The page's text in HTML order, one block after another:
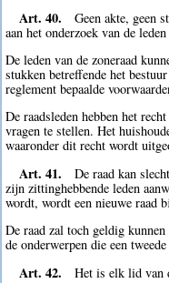
Art. 40.
Geen akte, geen
aan het onderzoek van de
De leden van de zoneraad
stukken betreffende het
reglement bepaalde
De raadsleden hebben het
vragen te stellen. Het
waaronder dit recht wordt
Art. 41.
De raad kan
zijn zittinghebbende leden
wordt, wordt een nieuwe raad
De raad zal toch geldig
de onderwerpen die een
Art. 42.
Het is elk lid van